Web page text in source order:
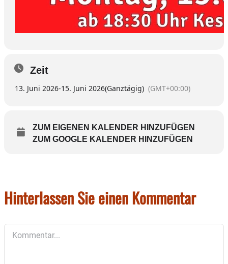
Zeit
13. Juni 2026-15. Juni 2026(Ganztägig) (GMT+00:00)
ZUM EIGENEN KALENDER HINZUFÜGEN
ZUM GOOGLE KALENDER HINZUFÜGEN
Hinterlassen Sie einen Kommentar